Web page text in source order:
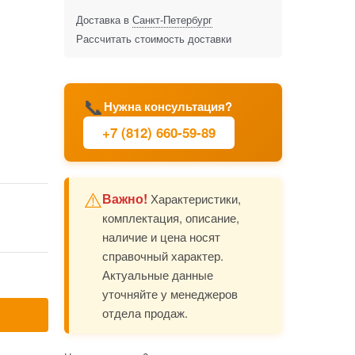
📞Нужна консультация?
+7 (812) 660-59-89
⚠️Важно! Характеристики,
комплектация, описание,
наличие и цена носят
справочный характер.
Актуальные данные
уточняйте у менеджеров
отдела продаж.
Доставка в Санкт-Петербург
Рассчитать стоимость доставки